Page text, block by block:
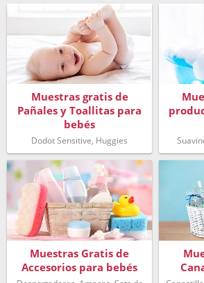
Muestras gratis de
Pañales y Toallitas para
bebés
Dodot Sensitive, Huggies
Muestras Gratis de
Accesorios para bebés